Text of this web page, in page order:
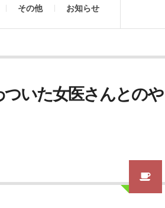
その他 お知らせ
ついた女医さんとのや